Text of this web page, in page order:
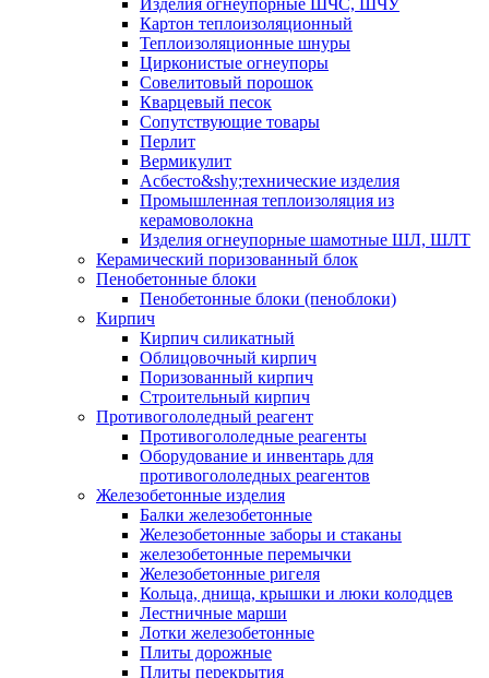
Изделия огнеупорные ШЧС, ШЧУ
Картон теплоизоляционный
Теплоизоляционные шнуры
Цирконистые огнеупоры
Совелитовый порошок
Кварцевый песок
Сопутствующие товары
Перлит
Вермикулит
Асбесто&shy;технические изделия
Промышленная теплоизоляция из
керамоволокна
Изделия огнеупорные шамотные ШЛ, ШЛТ
Керамический поризованный блок
Пенобетонные блоки
Пенобетонные блоки (пеноблоки)
Кирпич
Кирпич силикатный
Облицовочный кирпич
Поризованный кирпич
Строительный кирпич
Противогололедный реагент
Противогололедные реагенты
Оборудование и инвентарь для
противогололедных реагентов
Железобетонные изделия
Балки железобетонные
Железобетонные заборы и стаканы
железобетонные перемычки
Железобетонные ригеля
Кольца, днища, крышки и люки колодцев
Лестничные марши
Лотки железобетонные
Плиты дорожные
Плиты перекрытия